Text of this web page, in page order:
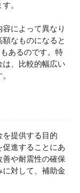
。
によって異なり
なものになると
あるのです。特
、比較的幅広い
提供する目的
進することにあ
善や耐震性の確保
対して、補助金